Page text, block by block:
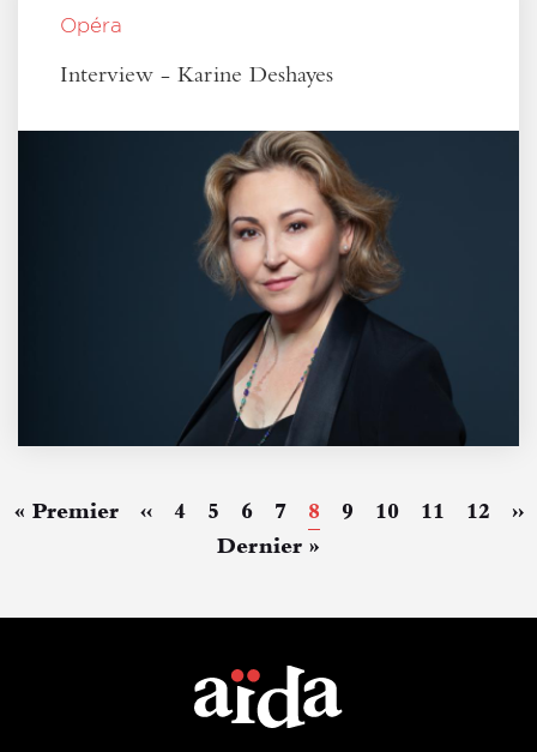
Opéra
Interview - Karine Deshayes
Pagination
Première
« Premier
Page
précédente
‹‹ Page
4 Page
5 Page
6 Page
7
Page
courante
8 Page
9 Page
10 Page
11 Page
12
››
Dernière
Dernier »